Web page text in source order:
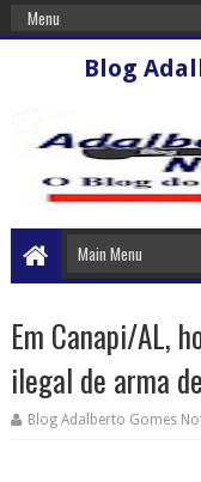
Blog
Em Canapi/AL,
ilegal de arma
Blog Adalberto Gomes